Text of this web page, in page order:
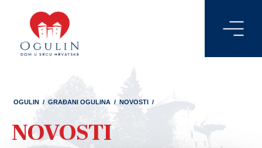
OGULIN / GRAĐANI OGULINA / NOVOSTI /
NOVOSTI